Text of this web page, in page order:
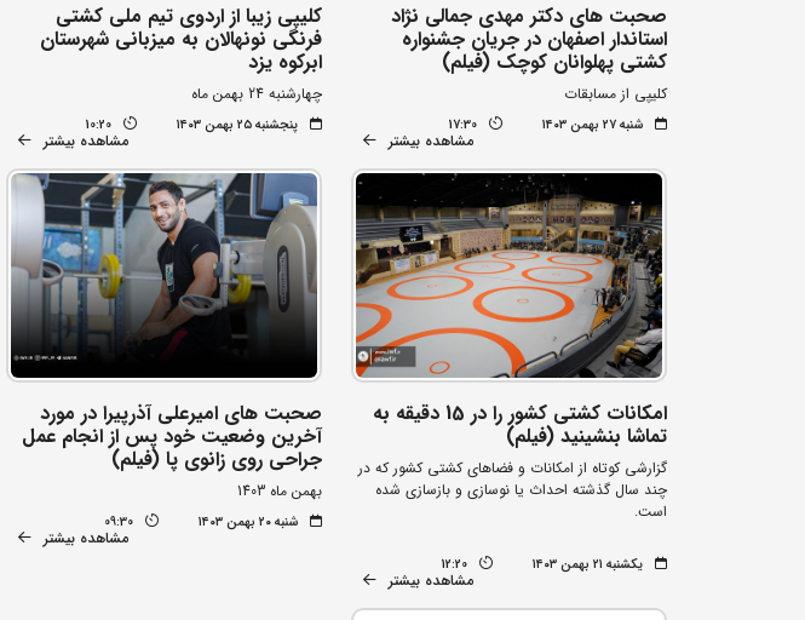
صحبت های دکتر مهدی جمالی نژاد
استاندار اصفهان در جریان جشنواره
کشتی پهلوانان کوچک (فیلم)
کلیپی از مسابقات
شنبه ۲۷ بهمن ۱۴۰۳ 17:30
مشاهده بیشتر
کلیپی زیبا از اردوی تیم ملی کشتی
فرنگی نونهالان به میزبانی شهرستان
ابرکوه یزد
چهارشنبه 24 بهمن ماه
پنجشنبه ۲۵ بهمن ۱۴۰۳ 10:20
مشاهده بیشتر
امکانات کشتی کشور را در 15 دقیقه به
تماشا بنشینید (فیلم)
گزارشی کوتاه از امکانات و فضاهای کشتی کشور که در
چند سال گذشته احداث یا نوسازی و بازسازی شده
است.
یکشنبه ۲۱ بهمن ۱۴۰۳ 12:20
مشاهده بیشتر
صحبت های امیرعلی آذرپیرا در مورد
آخرین وضعیت خود پس از انجام عمل
جراحی روی زانوی پا (فیلم)
بهمن ماه 1403
شنبه ۲۰ بهمن ۱۴۰۳ 09:30
مشاهده بیشتر